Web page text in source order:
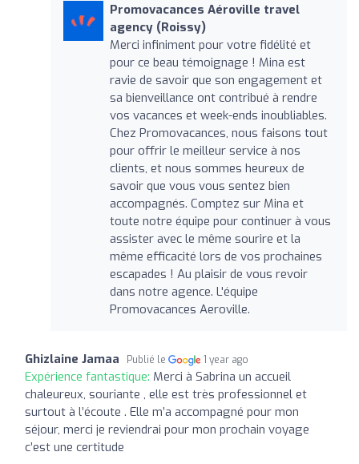
Promovacances Aéroville travel
agency (Roissy)
Merci infiniment pour votre fidélité et
pour ce beau témoignage ! Mina est
ravie de savoir que son engagement et
sa bienveillance ont contribué à rendre
vos vacances et week-ends inoubliables.
Chez Promovacances, nous faisons tout
pour offrir le meilleur service à nos
clients, et nous sommes heureux de
savoir que vous vous sentez bien
accompagnés. Comptez sur Mina et
toute notre équipe pour continuer à vous
assister avec le même sourire et la
même efficacité lors de vos prochaines
escapades ! Au plaisir de vous revoir
dans notre agence. L'équipe
Promovacances Aeroville.
Ghizlaine Jamaa Publié le 1 year ago
Expérience fantastique: Merci à Sabrina un accueil
chaleureux, souriante , elle est très professionnel et
surtout à l’écoute . Elle m’a accompagné pour mon
séjour, merci je reviendrai pour mon prochain voyage
c’est une certitude